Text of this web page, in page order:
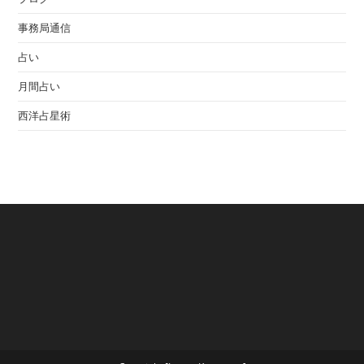
事務局通信
占い
月間占い
西洋占星術